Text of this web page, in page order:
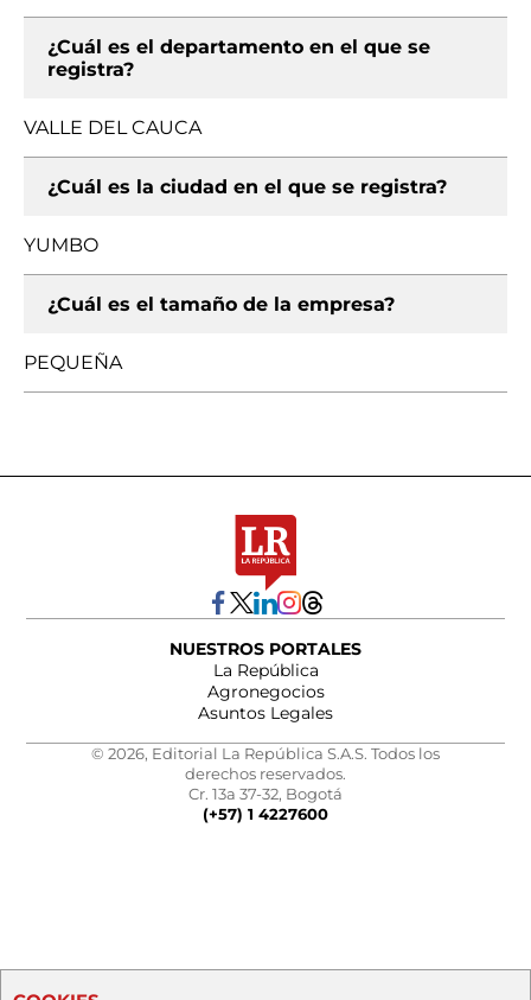
¿Cuál es el departamento en el que se
registra?
VALLE DEL CAUCA
¿Cuál es la ciudad en el que se registra?
YUMBO
¿Cuál es el tamaño de la empresa?
PEQUEÑA
NUESTROS PORTALES
La República
Agronegocios
Asuntos Legales
© 2026, Editorial La República S.A.S. Todos los
derechos reservados.
Cr. 13a 37-32, Bogotá
(+57) 1 4227600